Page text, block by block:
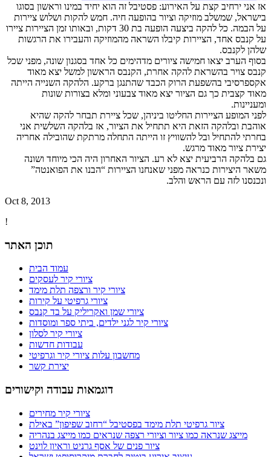
אז אני ירחיב קצת על האירוע: פסטיבל זה הוא יחיד במינו וראשון בסוגו
בישראל, שמשלב מוזיקה וציור בהופעה חיה. חמש להקות ושלוש ציירות
על הבמה. כל להקה ביצעה הופעה בת 30 דקות, ובאותו זמן הציירות ציירו
על קנבס אחד, הציירות קיבלו השראה מהמוזיקה והעבירו את הרגשות
שלהן לקנבס.
בסוף הערב יצאו חמישה ציורים מדהימים כל אחד בסגנון שונה, מפני שכל
קנבס צויר בהשראת להקה אחרת, הקנבס הראשון למשל יצא מאוד
אקספרסיבי בהשפעת הרוק הכבד שהתנגן ברקע. הלהקה השנייה הייתה
מאוד קצבית כך גם הציור יצא מאוד צבעוני ומלא בצורות שונות
ומעניינות.
לפני המופע הציירות החליטו ביניהן, שכל ציירת תבחר להקה שהיא
אוהבת ובלהקה הזאת היא תתחיל את הציור, אז בלהקה השלשית אני
בחרתי להתחיל ובל להשוויץ זו הייתה התחלה מרתקת שהובילה אחריה
יצירת ציור מאוד מרגש.
גם בלהקה הרביעית יצא לא רע. הציור האחרון היה הכי מיוחד ושונה
משאר היצירות כנראה מפני שאנחנו הציירות “הבנו את הפואנטה”
ונכנסנו לזה עם הראש והלב.
Oct 8, 2013
!
תוכן האתר
עמוד הבית
ציורי קיר לעסקים
ציורי קיר ורצפה תלת מימד
ציורי גרפיטי על קירות
ציורי שמן ואקריליק על בד קנבס
ציורי קיר לגני ילדים, ביתי ספר ומוסדות
ציורי קיר לסלון
עבודות חדשות
מחשבון עלות ציורי קיר וגרפיטי
יצירת קשר
דוגמאות עבודה וקישורים
ציורי קיר מחירים
ציור גרפיטי תלת מימד בפסטיבל “רחוב שפיפון” באילת
מייצג שנראה כמו ציור וציורי רצפה שנראים כמו מייצג בנהריה
ציור פנים של אסף גרניט וראיון לוינט